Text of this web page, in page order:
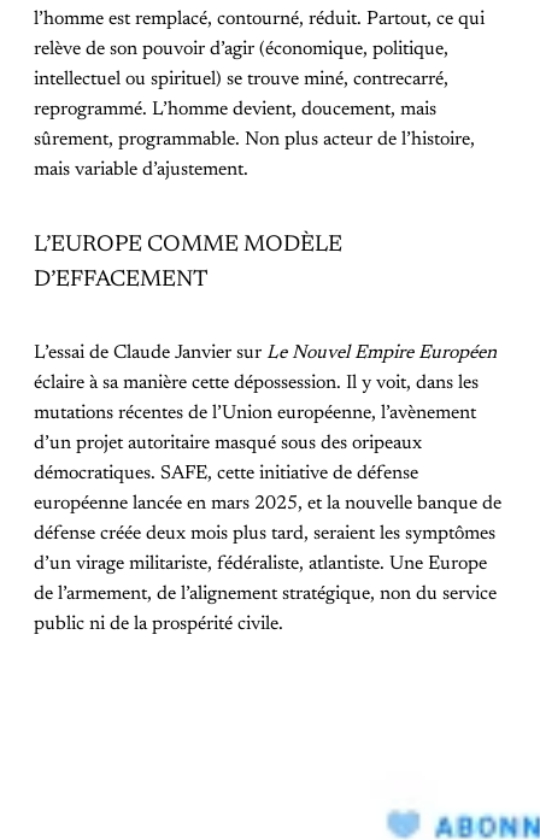
l’homme est remplacé, contourné, réduit. Partout, ce qui
relève de son pouvoir d’agir (économique, politique,
intellectuel ou spirituel) se trouve miné, contrecarré,
reprogrammé. L’homme devient, doucement, mais
sûrement, programmable. Non plus acteur de l’histoire,
mais variable d’ajustement.
L’EUROPE COMME MODÈLE
D’EFFACEMENT
L’essai de Claude Janvier sur Le Nouvel Empire Européen
éclaire à sa manière cette dépossession. Il y voit, dans les
mutations récentes de l’Union européenne, l’avènement
d’un projet autoritaire masqué sous des oripeaux
démocratiques. SAFE, cette initiative de défense
européenne lancée en mars 2025, et la nouvelle banque de
défense créée deux mois plus tard, seraient les symptômes
d’un virage militariste, fédéraliste, atlantiste. Une Europe
de l’armement, de l’alignement stratégique, non du service
public ni de la prospérité civile.